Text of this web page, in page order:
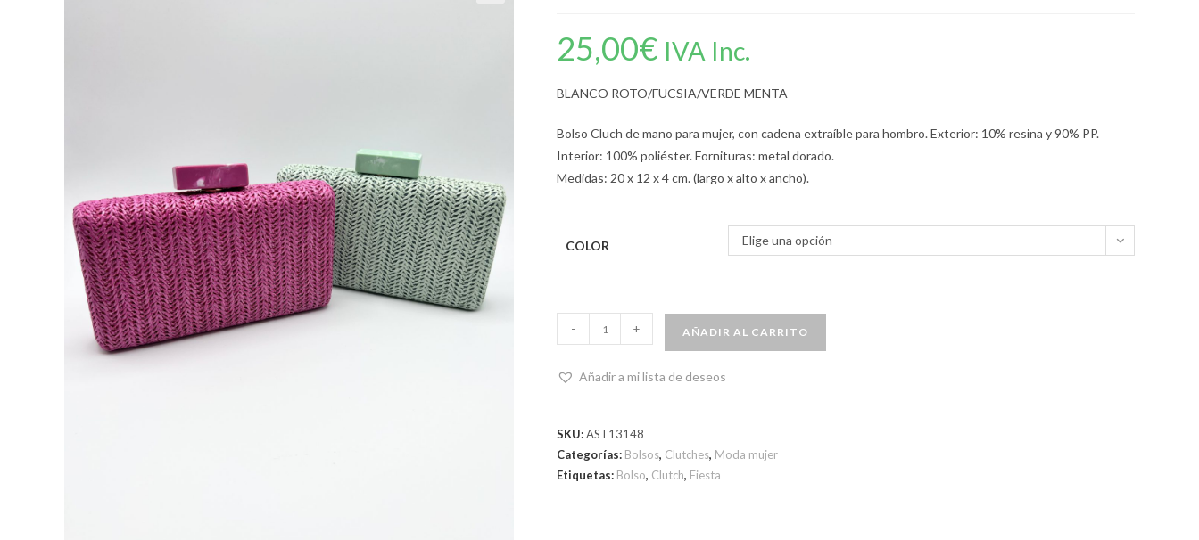
25,00€ IVA Inc.
BLANCO ROTO/FUCSIA/VERDE MENTA
Bolso Cluch de mano para mujer, con cadena extraíble para hombro. Exterior: 10% resina y 90% PP.
Interior: 100% poliéster. Fornituras: metal dorado.
Medidas: 20 x 12 x 4 cm. (largo x alto x ancho).
COLOR Elige una opción
- + AÑADIR AL CARRITO
Añadir a mi lista de deseos
SKU:AST13148
Categorías: Bolsos, Clutches, Moda mujer
Etiquetas: Bolso, Clutch, Fiesta